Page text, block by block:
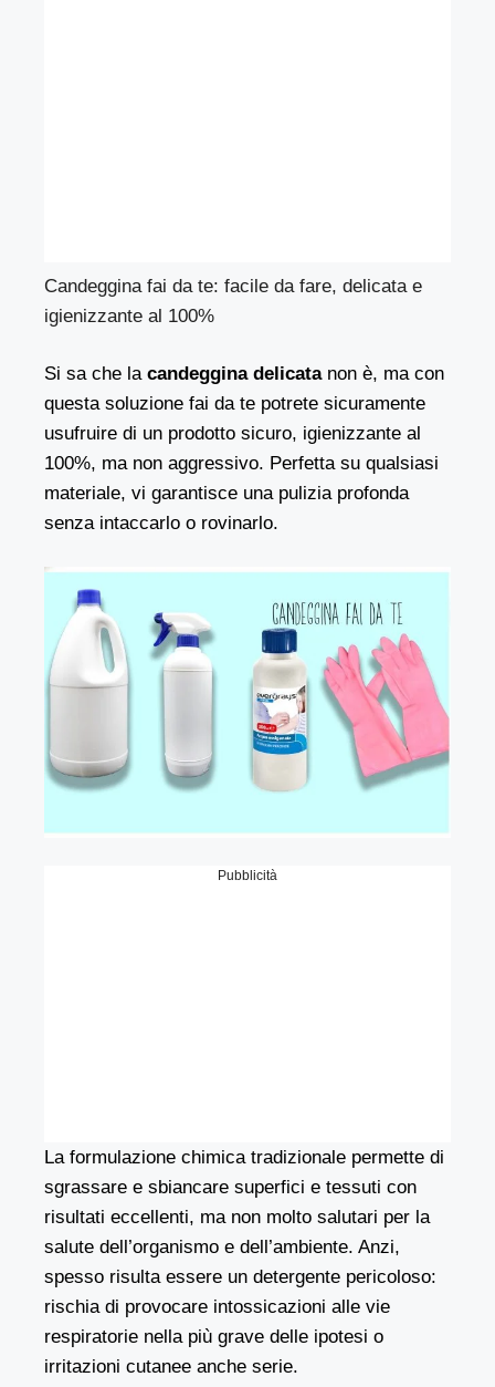
Candeggina fai da te: facile da fare, delicata e
igienizzante al 100%
Si sa che lacandeggina delicatanon è, ma con
questa soluzione fai da te potrete sicuramente
usufruire di un prodotto sicuro, igienizzante al
100%, ma non aggressivo. Perfetta su qualsiasi
materiale, vi garantisce una pulizia profonda
senza intaccarlo o rovinarlo.
Pubblicità
La formulazione chimica tradizionale permette di
sgrassare e sbiancare superfici e tessuti con
risultati eccellenti, ma non molto salutari per la
salute dell’organismo e dell’ambiente. Anzi,
spesso risulta essere un detergente pericoloso:
rischia di provocare intossicazioni alle vie
respiratorie nella più grave delle ipotesi o
irritazioni cutanee anche serie.